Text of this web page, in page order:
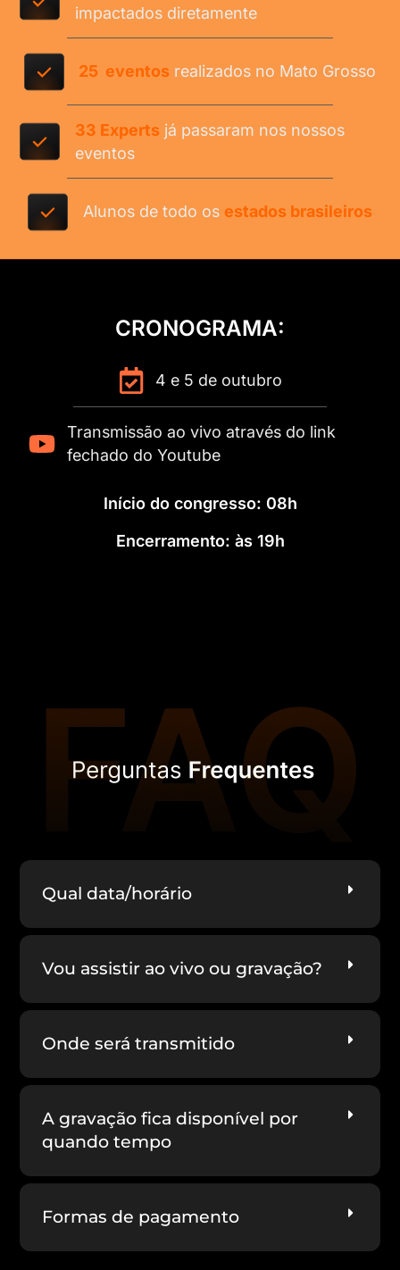
impactados diretamente
25 eventos realizados no Mato Grosso
33 Experts já passaram nos nossos
eventos
Alunos de todo os estados brasileiros
CRONOGRAMA:
4 e 5 de outubro
Transmissão ao vivo através do link
fechado do Youtube
Início do congresso: 08h
Encerramento: às 19h
Qual data/horário
Vou assistir ao vivo ou gravação?
Onde será transmitido
A gravação fica disponível por
quando tempo
Formas de pagamento